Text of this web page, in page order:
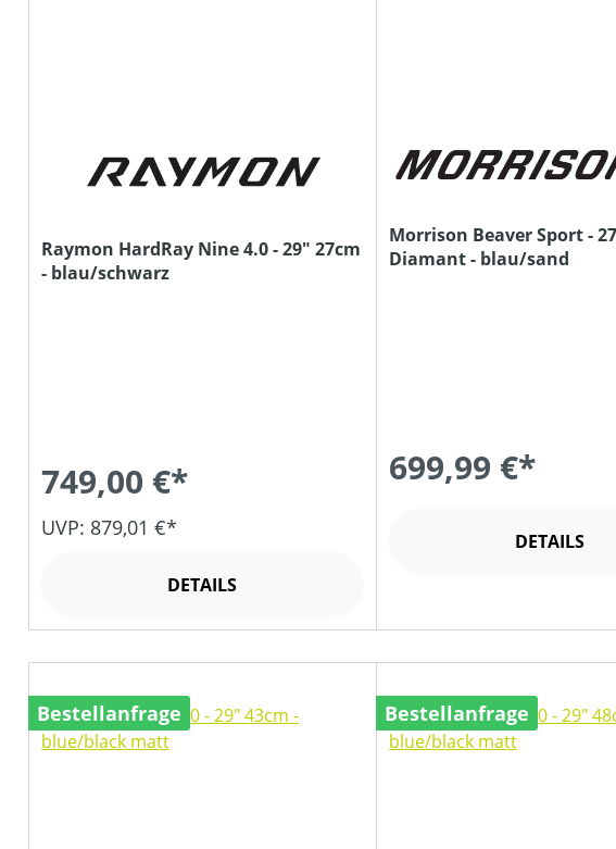
Raymon HardRay Nine 4.0 - 29" 27cm
- blau/schwarz
749,00 €*
UVP: 879,01 €*
DETAILS
Morrison Beaver Sport -
Diamant - blau/sand
699,99 €*
DETAILS
Bestellanfrage Bestellanfrage